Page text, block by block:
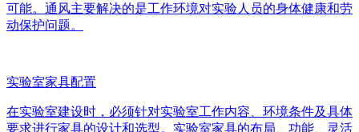
可能。通风主要解决的是工作环境对实验人员的身体健康和劳
动保护问题。
实验室家具配置
在实验室建设时，必须针对实验室工作内容、环境条件及具体
要求进行家具的设计和选型。实验室家具的布局、功能、灵活